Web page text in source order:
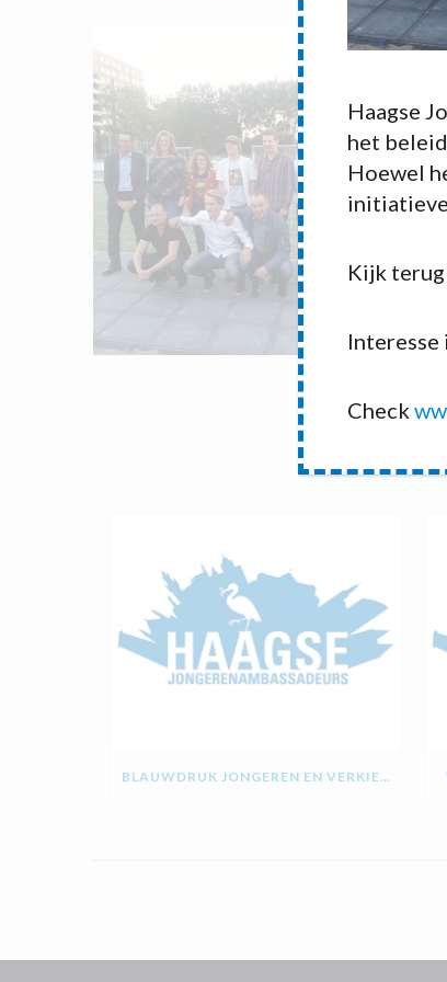
BLAUWDRUK JONGEREN EN VERKIEZINGEN
Haagse
het
Hoewel
Kijk
Check